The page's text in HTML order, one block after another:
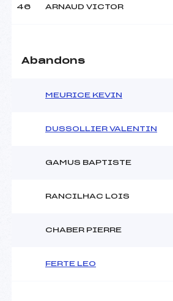
46 ARNAUD VICTOR
Abandons
MEURICE KEVIN
DUSSOLLIER VALENTIN
GAMUS BAPTISTE
RANCILHAC LOIS
CHABER PIERRE
FERTE LEO